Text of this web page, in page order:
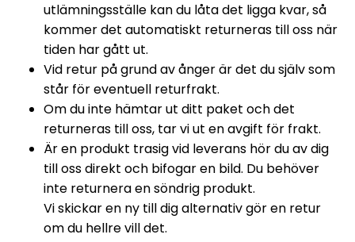
utlämningsställe kan du låta det ligga kvar, så
kommer det automatiskt returneras till oss när
tiden har gått ut.
Vid retur på grund av ånger är det du själv som
står för eventuell returfrakt.
Om du inte hämtar ut ditt paket och det
returneras till oss, tar vi ut en avgift för frakt.
Är en produkt trasig vid leverans hör du av dig
till oss direkt och bifogar en bild. Du behöver
inte returnera en söndrig produkt.
Vi skickar en ny till dig alternativ gör en retur
om du hellre vill det.